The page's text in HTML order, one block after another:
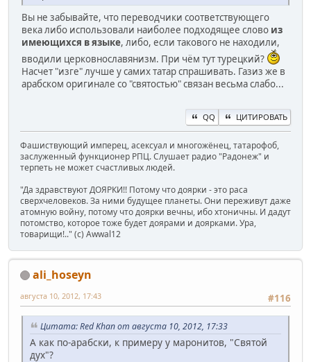
Вы не забывайте, что переводчики соответствующего
века либо использовали наиболее подходящее слово из
имеющихся в языке, либо, если такового не находили,
вводили церковнославянизм. При чём тут турецкий?
Насчет "изге" лучше у самих татар спрашивать. Газиз же в
арабском оригинале со "святостью" связан весьма слабо...
QQ ЦИТИРОВАТЬ
Фашиствующий имперец, асексуал и многожёнец, татарофоб,
заслуженный функционер РПЦ. Слушает радио "Радонеж" и
терпеть не может счастливых людей.
"Да здравствуют ДОЯРКИ!! Потому что доярки - это раса
сверхчеловеков. За ними будущее планеты. Они переживут даже
атомную войну, потому что доярки вечны, ибо хтоничны. И дадут
потомство, которое тоже будет доярами и доярками. Ура,
товарищи!.." (c) Awwal12
ali_hoseyn
#116
августа 10, 2012, 17:43
Цитата: Red Khan от августа 10, 2012, 17:33
А как по-арабски, к примеру у маронитов, "Святой
дух"?